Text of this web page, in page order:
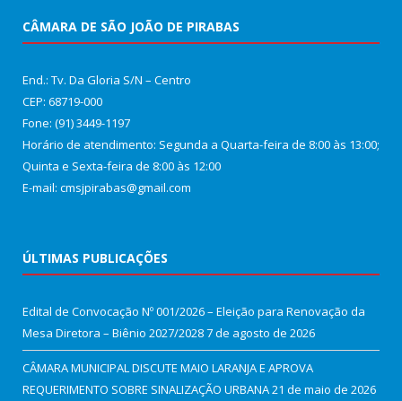
CÂMARA DE SÃO JOÃO DE PIRABAS
End.: Tv. Da Gloria S/N – Centro
CEP: 68719-000
Fone: (91) 3449-1197
Horário de atendimento: Segunda a Quarta-feira de 8:00 às 13:00;
Quinta e Sexta-feira de 8:00 às 12:00
E-mail: cmsjpirabas@gmail.com
ÚLTIMAS PUBLICAÇÕES
Edital de Convocação Nº 001/2026 – Eleição para Renovação da
Mesa Diretora – Biênio 2027/20287 de agosto de 2026
CÂMARA MUNICIPAL DISCUTE MAIO LARANJA E APROVA
REQUERIMENTO SOBRE SINALIZAÇÃO URBANA21 de maio de 2026